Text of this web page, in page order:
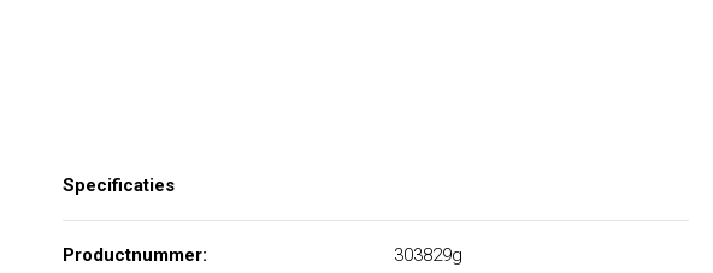
Specificaties
Productnummer:
303829g